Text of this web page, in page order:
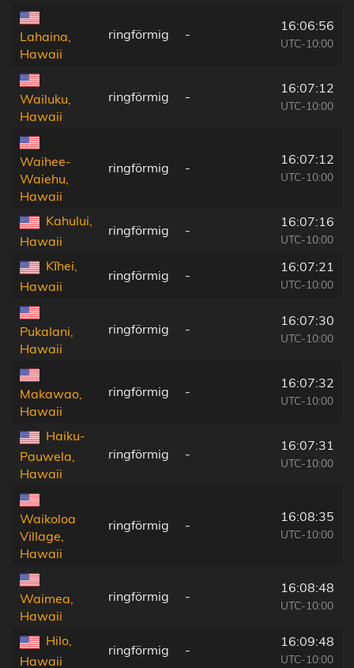
Lahaina,
Hawaii
ringförmig -
16:06:56
UTC-10:00
Wailuku,
Hawaii
ringförmig -
16:07:12
UTC-10:00
Waihee-
Waiehu,
Hawaii
ringförmig -
16:07:12
UTC-10:00
Kahului,
Hawaii
ringförmig -
16:07:16
UTC-10:00
Kīhei,
Hawaii
ringförmig -
16:07:21
UTC-10:00
Pukalani,
Hawaii
ringförmig -
16:07:30
UTC-10:00
Makawao,
Hawaii
ringförmig -
16:07:32
UTC-10:00
Haiku-
Pauwela,
Hawaii
ringförmig -
16:07:31
UTC-10:00
Waikoloa
Village,
Hawaii
ringförmig -
16:08:35
UTC-10:00
Waimea,
Hawaii
ringförmig -
16:08:48
UTC-10:00
Hilo,
Hawaii
ringförmig -
16:09:48
UTC-10:00